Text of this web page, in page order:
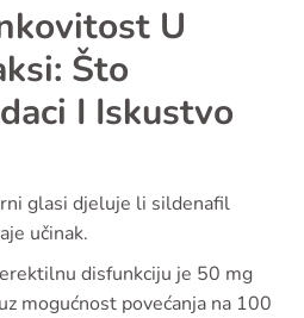
U
Što
I Iskustvo
glasi djeluje li sildenafil
učinak.
disfunkciju je 50 mg
mogućnost povećanja na 100